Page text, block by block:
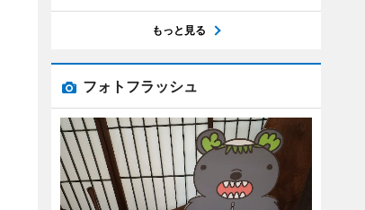
もっと見る
フォトフラッシュ